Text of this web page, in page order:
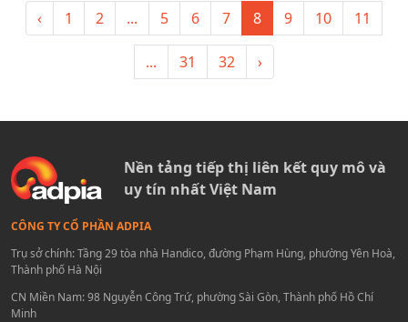
‹ 1 2 ... 5 6 7 8 9 10 11
... 31 32 ›
Nền tảng tiếp thị liên kết quy mô và
uy tín nhất Việt Nam
CÔNG TY CỔ PHẦN ADPIA
Trụ sở chính: Tầng 29 tòa nhà Handico, đường Phạm Hùng, phường Yên Hoà,
Thành phố Hà Nội
CN Miền Nam: 98 Nguyễn Công Trứ, phường Sài Gòn, Thành phố Hồ Chí
Minh